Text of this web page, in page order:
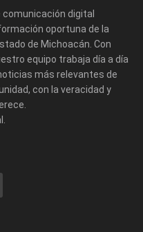
comunicación digital
oportuna de la
de Michoacán. Con
equipo trabaja día a día
más relevantes de
con la veracidad y